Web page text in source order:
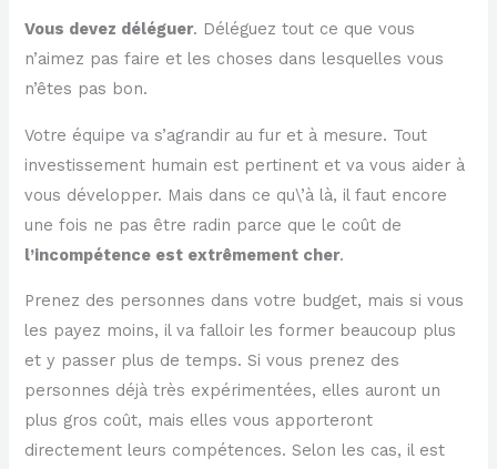
Vous devez déléguer. Déléguez tout ce que vous
n’aimez pas faire et les choses dans lesquelles vous
n’êtes pas bon.
Votre équipe va s’agrandir au fur et à mesure. Tout
investissement humain est pertinent et va vous aider à
vous développer. Mais dans ce qu\’à là, il faut encore
une fois ne pas être radin parce que le coût de
l’incompétence est extrêmement cher.
Prenez des personnes dans votre budget, mais si vous
les payez moins, il va falloir les former beaucoup plus
et y passer plus de temps. Si vous prenez des
personnes déjà très expérimentées, elles auront un
plus gros coût, mais elles vous apporteront
directement leurs compétences. Selon les cas, il est